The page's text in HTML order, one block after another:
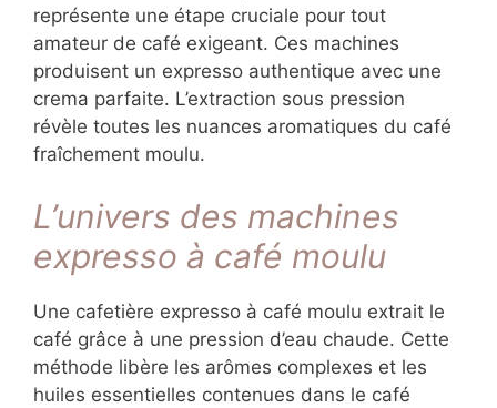
représente une étape cruciale pour tout
amateur de café exigeant. Ces machines
produisent un expresso authentique avec une
crema parfaite. L’extraction sous pression
révèle toutes les nuances aromatiques du café
fraîchement moulu.
L’univers des machines
expresso à café moulu
Une cafetière expresso à café moulu extrait le
café grâce à une pression d’eau chaude. Cette
méthode libère les arômes complexes et les
huiles essentielles contenues dans le café